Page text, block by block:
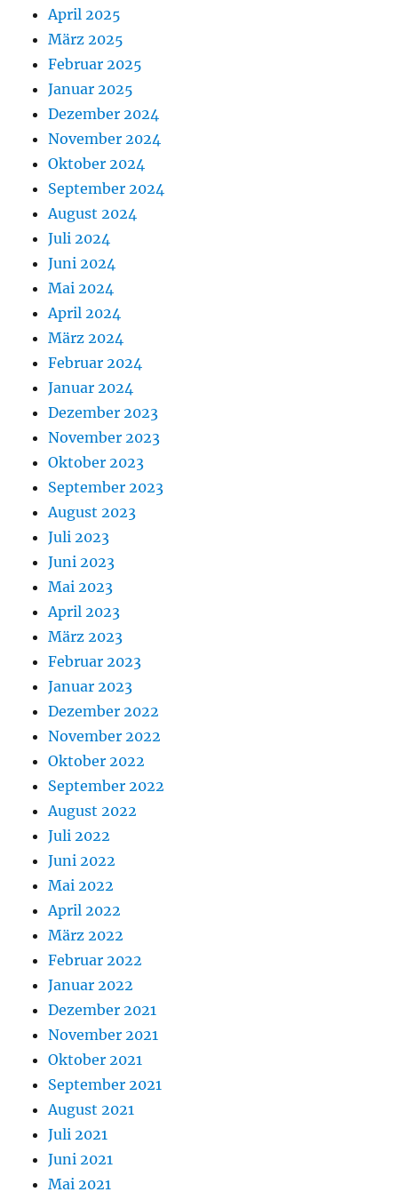
April 2025
März 2025
Februar 2025
Januar 2025
Dezember 2024
November 2024
Oktober 2024
September 2024
August 2024
Juli 2024
Juni 2024
Mai 2024
April 2024
März 2024
Februar 2024
Januar 2024
Dezember 2023
November 2023
Oktober 2023
September 2023
August 2023
Juli 2023
Juni 2023
Mai 2023
April 2023
März 2023
Februar 2023
Januar 2023
Dezember 2022
November 2022
Oktober 2022
September 2022
August 2022
Juli 2022
Juni 2022
Mai 2022
April 2022
März 2022
Februar 2022
Januar 2022
Dezember 2021
November 2021
Oktober 2021
September 2021
August 2021
Juli 2021
Juni 2021
Mai 2021